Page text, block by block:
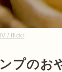
/ flickr
プのお